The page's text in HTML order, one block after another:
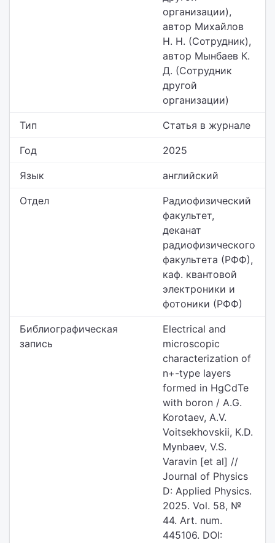
организации),
автор Михайлов
Н. Н. (Сотрудник),
автор Мынбаев К.
Д. (Сотрудник
другой
организации)
Тип Статья в журнале
Год 2025
Язык английский
Отдел
Радиофизический
факультет,
деканат
радиофизического
факультета (РФФ),
каф. квантовой
электроники и
фотоники (РФФ)
Библиографическая
запись
Electrical and
microscopic
characterization of
n+-type layers
formed in HgCdTe
with boron / A.G.
Korotaev, A.V.
Voitsekhovskii, K.D.
Mynbaev, V.S.
Varavin [et al] //
Journal of Physics
D: Applied Physics.
2025. Vol. 58, №
44. Art. num.
445106. DOI: